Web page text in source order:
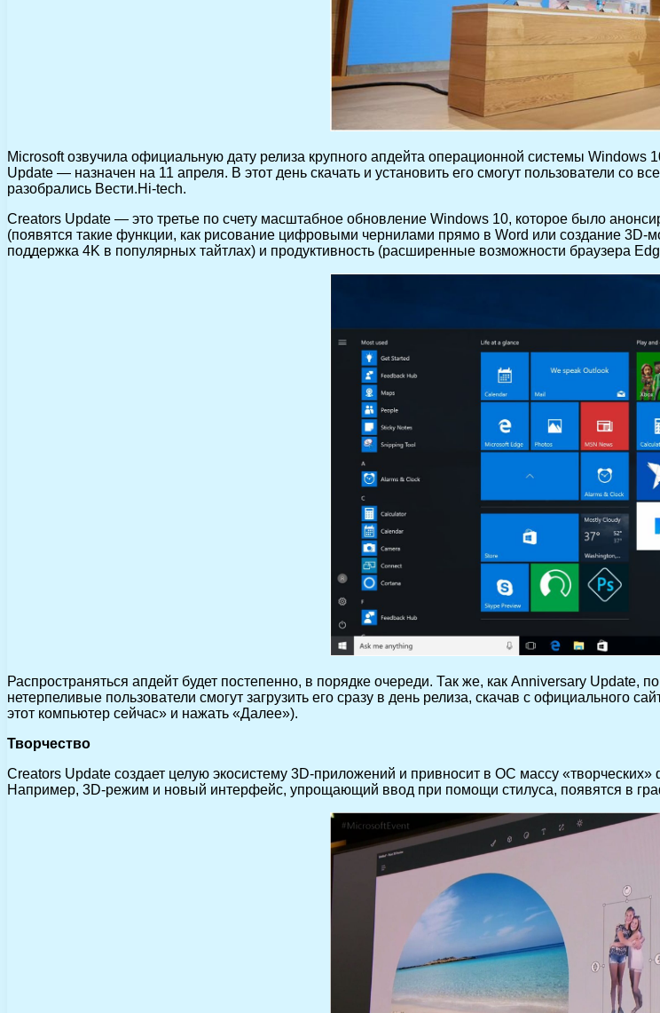
Microsoft озвучила официальную дату релиза крупного апдейта операционной системы
Update — назначен на 11 апреля. В этот день скачать и установить его смогут пользователи со
разобрались Вести.Hi-tech.
Creators Update — это третье по счету масштабное обновление Windows 10, которое было
(появятся такие функции, как рисование цифровыми чернилами прямо в Word или создание
поддержка 4K в популярных тайтлах) и продуктивность (расширенные возможности браузера
Распространяться апдейт будет постепенно, в порядке очереди. Так же, как Anniversary
нетерпеливые пользователи смогут загрузить его сразу в день релиза, скачав с официального
этот компьютер сейчас» и нажать «Далее»).
Творчество
Creators Update создает целую экосистему 3D-приложений и привносит в ОС массу
Например, 3D-режим и новый интерфейс, упрощающий ввод при помощи стилуса, появятся в